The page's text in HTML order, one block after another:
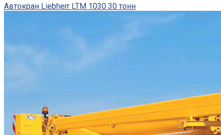
Автокран Liebherr LTM 1030 30 тонн